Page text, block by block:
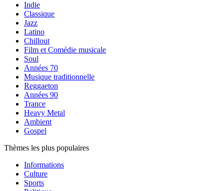
Indie
Classique
Jazz
Latino
Chillout
Film et Comédie musicale
Soul
Années 70
Musique traditionnelle
Reggaeton
Années 90
Trance
Heavy Metal
Ambient
Gospel
Thèmes les plus populaires
Informations
Culture
Sports